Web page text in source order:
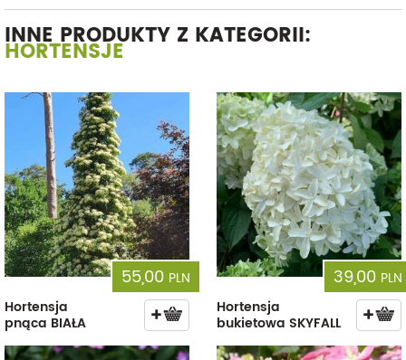
INNE PRODUKTY Z KATEGORII:
HORTENSJE
55,00 PLN
Hortensja
pnąca BIAŁA
39,00 PLN
Hortensja
bukietowa SKYFALL